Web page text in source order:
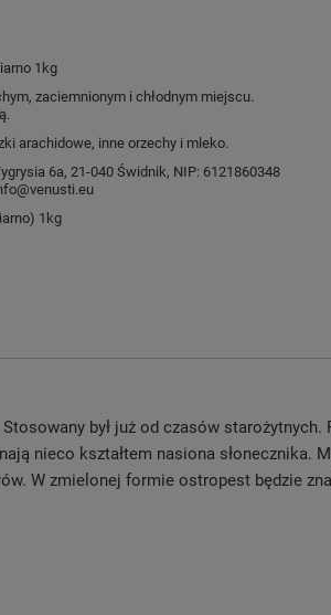
1kg
zaciemnionym i chłodnym miejscu.
arachidowe, inne orzechy i mleko.
6a, 21-040 Świdnik, NIP: 6121860348
1kg
był już od czasów
nieco kształtem nasiona
W zmielonej formie ostropest będzie